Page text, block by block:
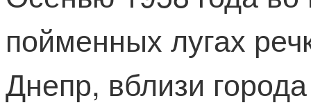
пойменных лугах
Днепр, вблизи